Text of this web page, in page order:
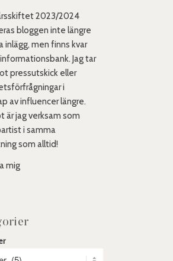
2023/2024
bloggen inte längre
inlägg, men finns kvar
Jag tar
pressutskick eller
i
av influencer längre.
är jag verksam som
i samma
som alltid!
mig